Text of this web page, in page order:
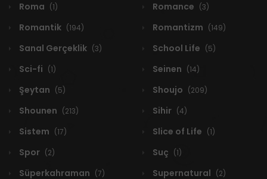
Roma (1) Romance (3)
Romantik (194) Romantizm (149)
Sanal Gerçeklik (3) School Life (5)
Sci-fi (1) Seinen (14)
Şeytan (5) Shoujo (209)
Shounen (213) Sihir (4)
Sistem (17) Slice of Life (1)
Spor (2) Suç (1)
Süperkahraman (7) Supernatural (2)